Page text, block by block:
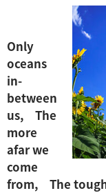
Only
oceans
in-
between
us, The
more
afar we
come
from, The